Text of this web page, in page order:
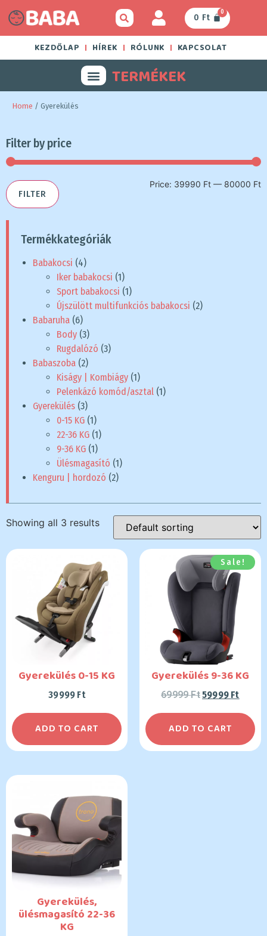
0 Ft
0
KEZDŐLAP HÍREK RÓLUNK KAPCSOLAT
TERMÉKEK
Home / Gyerekülés
Filter by price
FILTER
Price: 39990 Ft — 80000 Ft
Termékkategóriák
Babakocsi (4)
Iker babakocsi (1)
Sport babakocsi (1)
Újszülött multifunkciós babakocsi (2)
Babaruha (6)
Body (3)
Rugdalózó (3)
Babaszoba (2)
Kiságy | Kombiágy (1)
Pelenkázó komód/asztal (1)
Gyerekülés (3)
0-15 KG (1)
22-36 KG (1)
9-36 KG (1)
Ülésmagasító (1)
Kenguru | hordozó (2)
Showing all 3 results
Gyerekülés 0-15 KG
39999 Ft
ADD TO CART
Sale!
Gyerekülés 9-36 KG
69999Ft59999 Ft
ADD TO CART
Gyerekülés,
ülésmagasító 22-36
KG